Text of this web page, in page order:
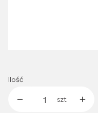
Ilość
szt.